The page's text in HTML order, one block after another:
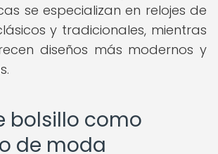
se especializan en relojes de
y tradicionales, mientras
diseños más modernos y
bolsillo como
de moda